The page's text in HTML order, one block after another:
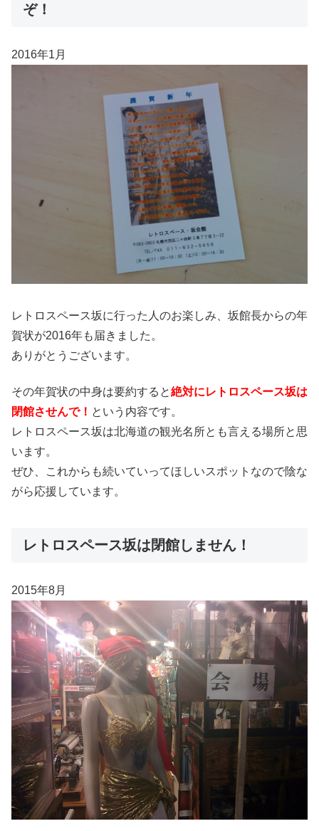
ぞ！
2016年1月
レトロスペース坂に行った人のお楽しみ、坂館長からの年
賀状が2016年も届きました。
ありがとうございます。
その年賀状の中身は要約すると絶対にレトロスペース坂は
閉館させんで！ という内容です。
レトロスペース坂は北海道の観光名所とも言える場所と思
います。
ぜひ、これからも続いていってほしいスポットなので陰な
がら応援しています。
レトロスペース坂は閉館しません！
2015年8月